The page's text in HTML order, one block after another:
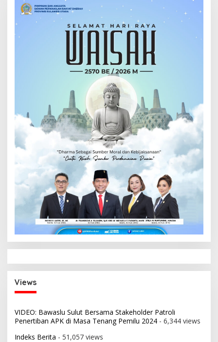
Views
VIDEO: Bawaslu Sulut Bersama Stakeholder Patroli
Penertiban APK di Masa Tenang Pemilu 2024 - 6,344 views
Indeks Berita - 51,057 views